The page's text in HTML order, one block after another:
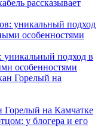
рассказывает
уникальный подход в
особенностями
Горелый на Камчатке